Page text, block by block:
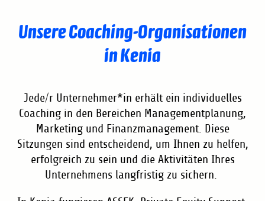
Unsere Coaching-Organisationen
in Kenia
Jede/r Unternehmer*in erhält ein individuelles
Coaching in den Bereichen Managementplanung,
Marketing und Finanzmanagement. Diese
Sitzungen sind entscheidend, um Ihnen zu helfen,
erfolgreich zu sein und die Aktivitäten Ihres
Unternehmens langfristig zu sichern.